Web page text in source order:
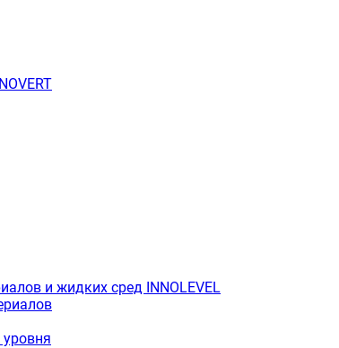
и жидких сред INNOLEVEL